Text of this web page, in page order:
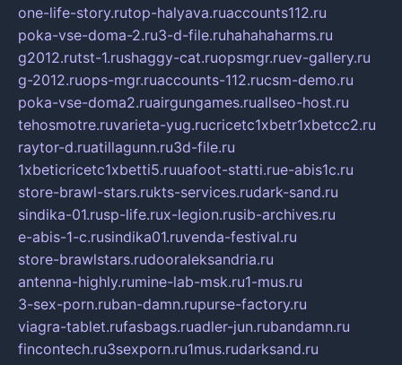
one-life-story.rutop-halyava.ruaccounts112.ru
poka-vse-doma-2.ru3-d-file.ruhahahaharms.ru
g2012.rutst-1.rushaggy-cat.ruopsmgr.ruev-gallery.ru
g-2012.ruops-mgr.ruaccounts-112.rucsm-demo.ru
poka-vse-doma2.ruairgungames.ruallseo-host.ru
tehosmotre.ruvarieta-yug.rucricetc1xbetr1xbetcc2.ru
raytor-d.ruatillagunn.ru3d-file.ru
1xbeticricetc1xbetti5.ruuafoot-statti.rue-abis1c.ru
store-brawl-stars.rukts-services.rudark-sand.ru
sindika-01.rusp-life.rux-legion.rusib-archives.ru
e-abis-1-c.rusindika01.ruvenda-festival.ru
store-brawlstars.rudooraleksandria.ru
antenna-highly.rumine-lab-msk.ru1-mus.ru
3-sex-porn.ruban-damn.rupurse-factory.ru
viagra-tablet.rufasbags.ruadler-jun.rubandamn.ru
fincontech.ru3sexporn.ru1mus.rudarksand.ru